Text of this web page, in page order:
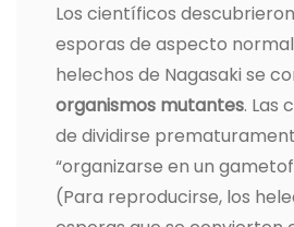
Los científicos
esporas de aspecto
helechos de Nagasaki se
organismos mutantes. Las
de dividirse
“organizarse en un
(Para reproducirse, los